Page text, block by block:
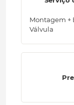
Montagem +
Válvula